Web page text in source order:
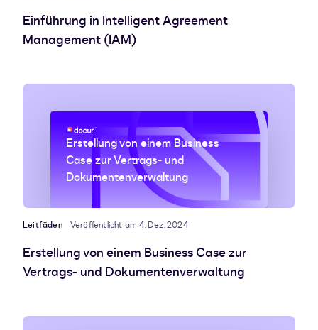
Einführung in Intelligent Agreement
Management (IAM)
Erstellung von einem Business
Case zur Vertrags- und
Dokumentenverwaltung
Leitfäden Veröffentlicht am 4. Dez. 2024
Erstellung von einem Business Case zur
Vertrags- und Dokumentenverwaltung